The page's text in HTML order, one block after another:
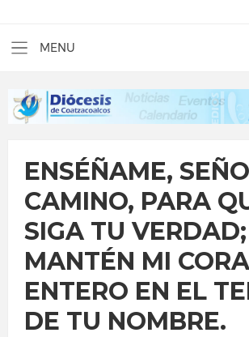
ENSÉÑAME,
CAMINO, PARA
SIGA TU VERDAD;
MANTÉN MI
ENTERO EN EL
DE TU NOMBRE.